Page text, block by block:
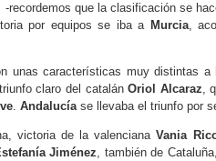
recordemos que la clasificación se
por equipos se iba a Murcia,
unas características muy distintas a
claro del catalánOriol Alcaraz,
. Andalucíase llevaba el triunfo por
victoria de la valencianaVania
Jiménez, también de